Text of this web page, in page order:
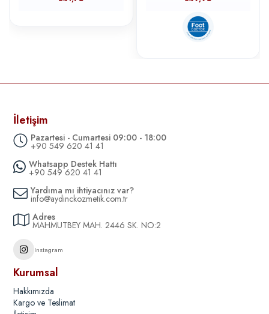
İletişim
Pazartesi - Cumartesi 09:00 - 18:00
+90 549 620 41 41
Whatsapp Destek Hattı
+90 549 620 41 41
Yardıma mı ihtiyacınız var?
info@aydinckozmetik.com.tr
Adres
MAHMUTBEY MAH. 2446 SK. NO:2
Instagram
Kurumsal
Hakkımızda
Kargo ve Teslimat